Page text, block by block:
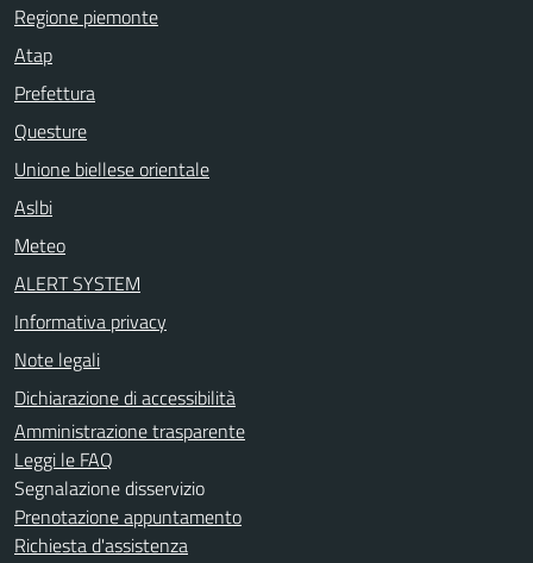
Regione piemonte
Atap
Prefettura
Questure
Unione biellese orientale
Aslbi
Meteo
ALERT SYSTEM
Informativa privacy
Note legali
Dichiarazione di accessibilità
Amministrazione trasparente
Leggi le FAQ
Segnalazione disservizio
Prenotazione appuntamento
Richiesta d'assistenza